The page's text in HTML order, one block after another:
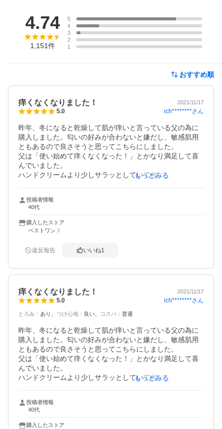
4.74
1,151件
5
4
3
2
1
おすすめ順
痒くなくなりました！ 2021/11/17
5.0 ich********さん
昨年、冬になると乾燥して肌が痒いと言っている父の為に
購入しました。匂いの好みが合わないと嫌だし、敏感肌用
ともあるので良さそうと思ってこちらにしました。
父は「使い始めて痒くなくなった！」とかなり満足して喜
んでいました。
ハンドクリームより少しサラッとしていて伸びがいいで
父は毎晩入浴後に足や腕に塗っていますが、大体ひと冬で
使いきる感じみたいです。なので今回は今年用のリピート
買いです。
使ったら無香料とは言え少し匂いが変わっていて、変質し
めた方がいいのかな？と思いつつ使っています。
もっとみる
投稿者情報
40代
購入したストア
ベストワン
違反報告 いいね1
痒くなくなりました！ 2021/11/17
5.0 ich********さん
とろみ ： あり つけ心地 ： 良い コスパ ： 普通
昨年、冬になると乾燥して肌が痒いと言っている父の為に
購入しました。匂いの好みが合わないと嫌だし、敏感肌用
ともあるので良さそうと思ってこちらにしました。
父は「使い始めて痒くなくなった！」とかなり満足して喜
んでいました。
ハンドクリームより少しサラッとしていて伸びがいいで
父は毎晩入浴後に足や腕に塗っていますが、大体ひと冬で
使いきる感じみたいです。なので今回は今年用のリピート
もっとみる
投稿者情報
40代
購入したストア